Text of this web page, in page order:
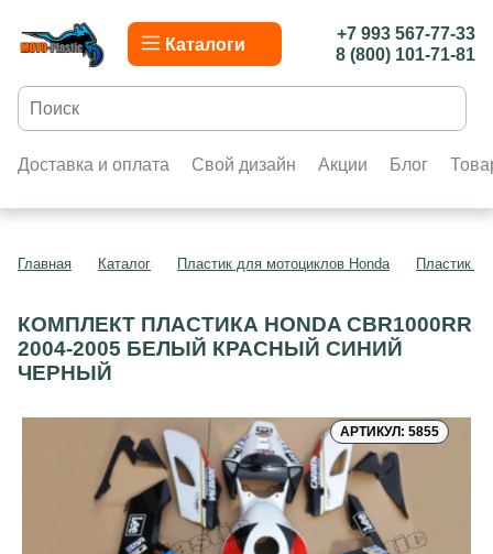
Каталоги
+7 993 567-77-33
8 (800) 101-71-81
Доставка и оплата Свой дизайн Акции Блог
Главная Каталог Пластик для мотоциклов Honda Пластик
КОМПЛЕКТ ПЛАСТИКА HONDA CBR1000RR
2004-2005 БЕЛЫЙ КРАСНЫЙ СИНИЙ
ЧЕРНЫЙ
АРТИКУЛ: 5855